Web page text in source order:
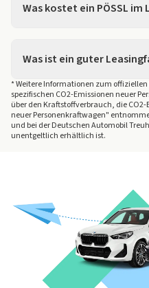
Was kostet ein PÖSSL im
Modell, Ausstattung und
Vertragskonditionen
finden Sie eine breite
Angeboten von
Raten und Laufzeiten.
Angebote auf
Was ist ein guter
Für die Marke PÖSSL
breite Auswahl an
Händlern.
Der Leasingfaktor
kleiner als 1,1 - Guter
kleiner als 0,9 - Sehr
kleiner als 0,7 - Top-
Weitere Informationen
zum Thema Leasingfaktor.
* Weitere Informationen zum
spezifischen CO2-Emissionen neuer
über den Kraftstoffverbrauch, die
neuer Personenkraftwagen"
und bei der Deutschen Automobil
unentgeltlich erhältlich ist.